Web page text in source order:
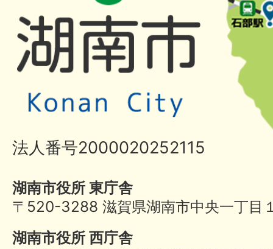
法人番号2000020252115
湖南市役所 東庁舎
〒520-3288 滋賀県湖南市中央一丁目
湖南市役所 西庁舎